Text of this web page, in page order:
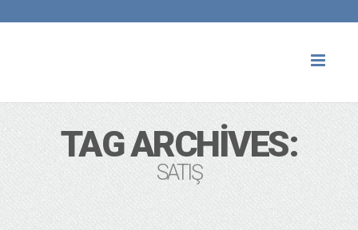
TAG ARCHIVES:
SATIŞ